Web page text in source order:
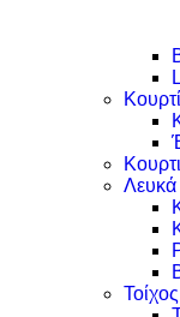
Λευκά
Τοίχος